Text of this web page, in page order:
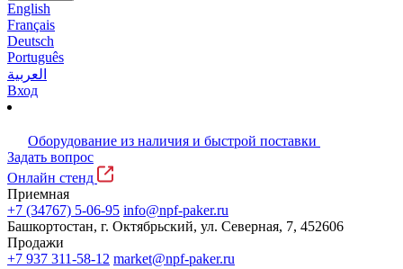
English
Français
Deutsch
Português
العربية
Вход
Оборудование из наличия и быстрой поставки
Задать вопрос
Онлайн стенд
Приемная
+7 (34767) 5-06-95 info@npf-paker.ru
Башкортостан, г. Октябрьский, ул. Северная, 7, 452606
Продажи
+7 937 311-58-12 market@npf-paker.ru